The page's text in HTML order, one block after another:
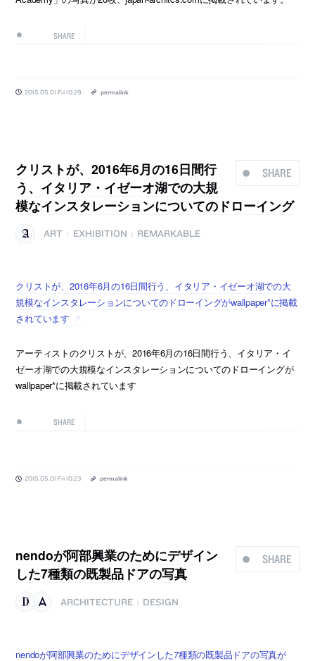
SHARE
2015.05.01 Fri 10:29 permalink
SHARE
クリストが、2016年6月の16日間行
う、イタリア・イゼーオ湖での大規
模なインスタレーションについてのドローイング
ART EXHIBITION REMARKABLE
クリストが、2016年6月の16日間行う、イタリア・イゼーオ湖での大
規模なインスタレーションについてのドローイングがwallpaper*に掲載
されています
アーティストのクリストが、2016年6月の16日間行う、イタリア・イ
ゼーオ湖での大規模なインスタレーションについてのドローイングが
wallpaper*に掲載されています
SHARE
2015.05.01 Fri 10:23 permalink
SHARE
nendoが阿部興業のためにデザイン
した7種類の既製品ドアの写真
ARCHITECTURE DESIGN
nendoが阿部興業のためにデザインした7種類の既製品ドアの写真が